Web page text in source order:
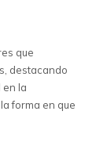
que
destacando
en la
forma en que